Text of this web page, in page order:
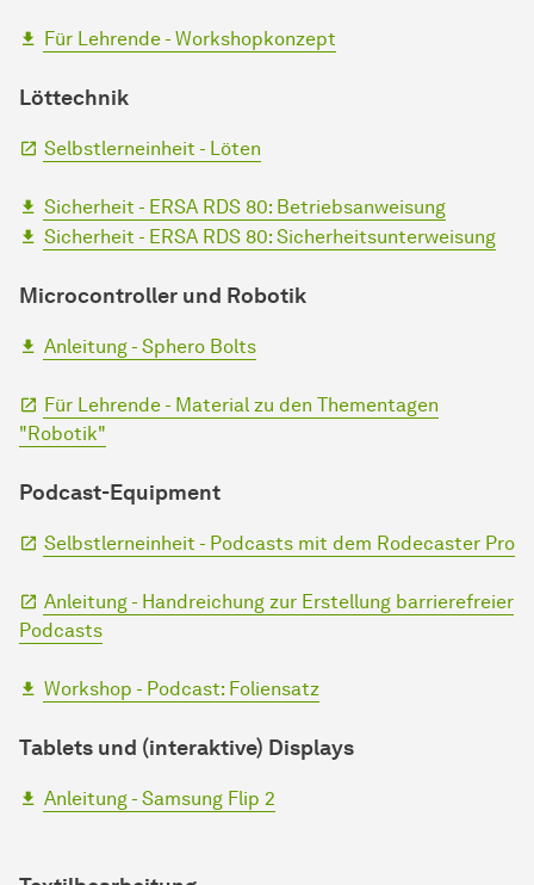
Für Lehrende - Workshopkonzept
Löttechnik
Selbstlerneinheit - Löten
Sicherheit - ERSA RDS 80: Betriebsanweisung
Sicherheit - ERSA RDS 80: Sicherheitsunterweisung
Microcontroller und Robotik
Anleitung - Sphero Bolts
Für Lehrende - Material zu den Thementagen
"Robotik"
Podcast-Equipment
Selbstlerneinheit - Podcasts mit dem Rodecaster Pro
Anleitung - Handreichung zur Erstellung barrierefreier
Podcasts
Workshop - Podcast: Foliensatz
Tablets und (interaktive) Displays
Anleitung - Samsung Flip 2